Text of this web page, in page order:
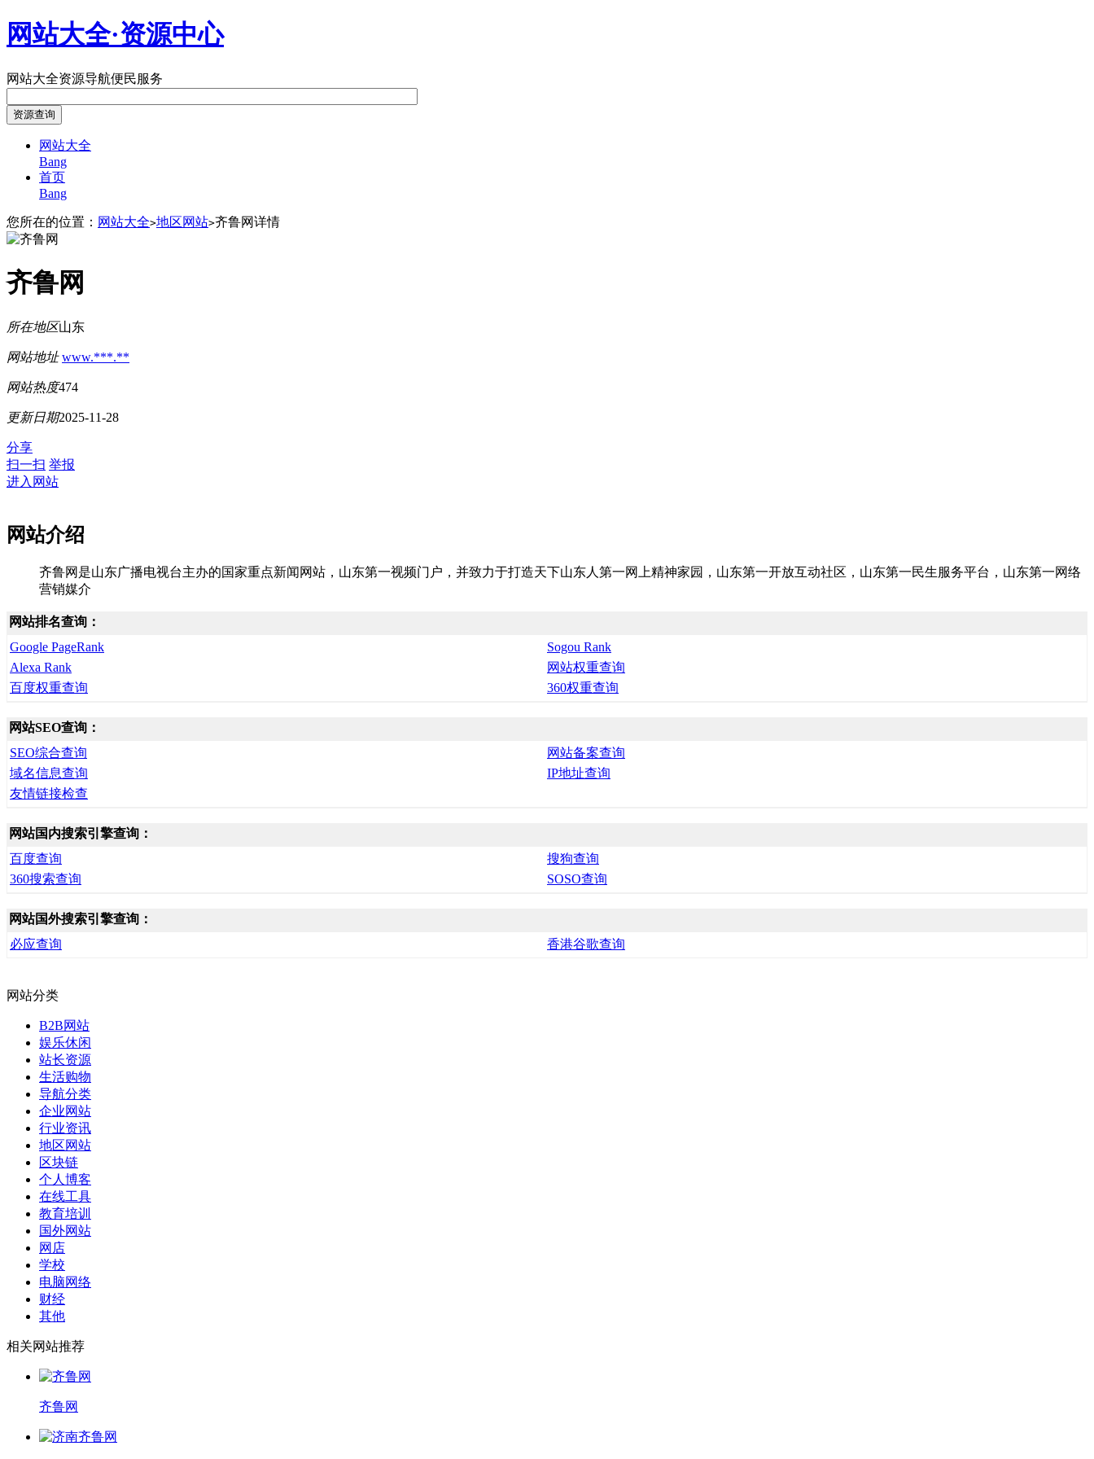
网站大全·资源中心
网站大全资源导航便民服务
网站大全
Bang
首页
Bang
您所在的位置： 网站大全>地区网站>齐鲁网详情
齐鲁网
所在地区山东
网站地址 www.***.**
网站热度474
更新日期2025-11-28
分享
扫一扫 举报
进入网站
网站介绍
齐鲁网是山东广播电视台主办的国家重点新闻网站，山东第一视频门户，并致力于打造天下山东人第一网上精神家园，山东第一开放互动社区，山东第一民生服务平台，山东第一网络
营销媒介
网站排名查询：
Google PageRank
Sogou Rank
Alexa Rank
网站权重查询
百度权重查询
360权重查询
网站SEO查询：
SEO综合查询
网站备案查询
域名信息查询
IP地址查询
友情链接检查
网站国内搜索引擎查询：
百度查询
搜狗查询
360搜索查询
SOSO查询
网站国外搜索引擎查询：
必应查询
香港谷歌查询
网站分类
B2B网站
娱乐休闲
站长资源
生活购物
导航分类
企业网站
行业资讯
地区网站
区块链
个人博客
在线工具
教育培训
国外网站
网店
学校
电脑网络
财经
其他
相关网站推荐
齐鲁网